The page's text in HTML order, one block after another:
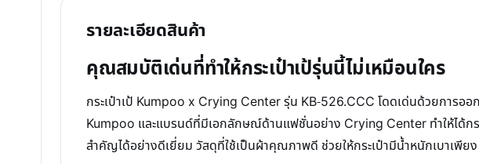
รายละเอียดสินค้า
คุณสมบัติเด่นที่ทำให้กระเป๋าเป้รุ่นนี้ไม่เหมือนใคร
กระเป๋าเป้ Kumpoo x Crying Center รุ่น KB-526.CCC โดดเด่นด้วยการอ
Kumpoo และแบรนด์ที่มีเอกลักษณ์ด้านแฟชั่นอย่าง Crying Center ทำให้ได้
สำคัญได้อย่างดีเยี่ยม วัสดุที่ใช้เป็นผ้าคุณภาพดี ช่วยให้กระเป๋ามีน้ำหนักเบาเพี